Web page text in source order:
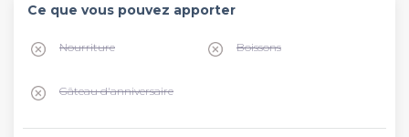
Ce que vous pouvez apporter
Nourriture Boissons
Gâteau d'anniversaire